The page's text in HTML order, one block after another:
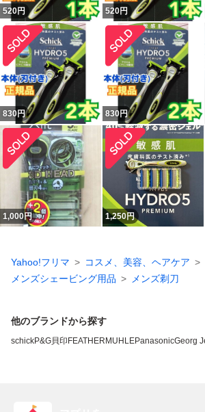
520円 520円
830円 830円
1,000円 1,250円
Yahoo!フリマ
コスメ、美容、ヘアケア
メンズシェービング用品
メンズ剃刀
他のブランドから探す
schickP&G貝印 FEATHER MUHLEPanasonicGeorg